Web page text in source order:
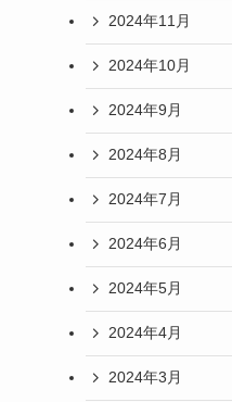
2024年11月
2024年10月
2024年9月
2024年8月
2024年7月
2024年6月
2024年5月
2024年4月
2024年3月